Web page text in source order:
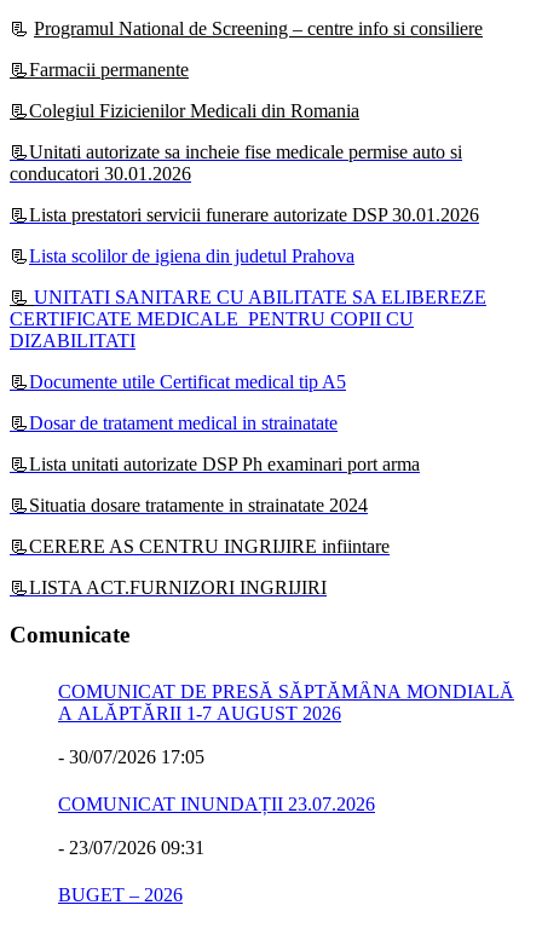
📃 Programul National de Screening – centre info si consiliere
📃Farmacii permanente
📃Colegiul Fizicienilor Medicali din Romania
📃Unitati autorizate sa incheie fise medicale permise auto si
conducatori 30.01.2026
📃Lista prestatori servicii funerare autorizate DSP 30.01.2026
📃Lista scolilor de igiena din judetul Prahova
📃 UNITATI SANITARE CU ABILITATE SA ELIBEREZE
CERTIFICATE MEDICALE PENTRU COPII CU
DIZABILITATI
📃Documente utile Certificat medical tip A5
📃Dosar de tratament medical in strainatate
📃Lista unitati autorizate DSP Ph examinari port arma
📃Situatia dosare tratamente in strainatate 2024
📃CERERE AS CENTRU INGRIJIRE infiintare
📃LISTA ACT.FURNIZORI INGRIJIRI
Comunicate
COMUNICAT DE PRESĂ SĂPTĂMÂNA MONDIALĂ
A ALĂPTĂRII 1-7 AUGUST 2026
- 30/07/2026 17:05
COMUNICAT INUNDAȚII 23.07.2026
- 23/07/2026 09:31
BUGET – 2026